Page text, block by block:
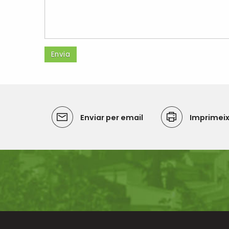
Enviar per email